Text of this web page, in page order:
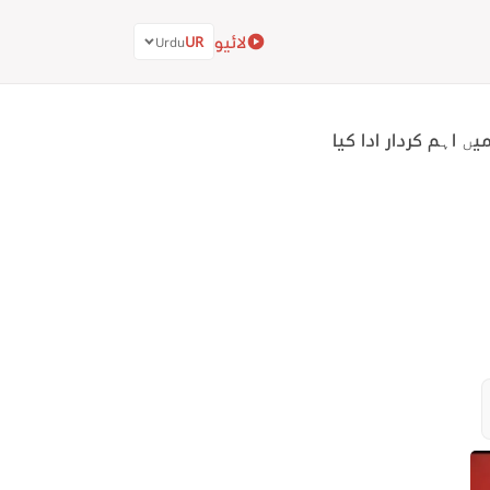
لائیو UR
Urdu
اہم کردار ادا کیا